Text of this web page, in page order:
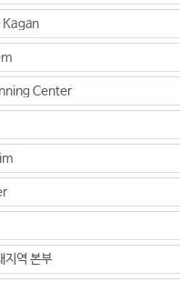
Kagan
Center
지역 본부